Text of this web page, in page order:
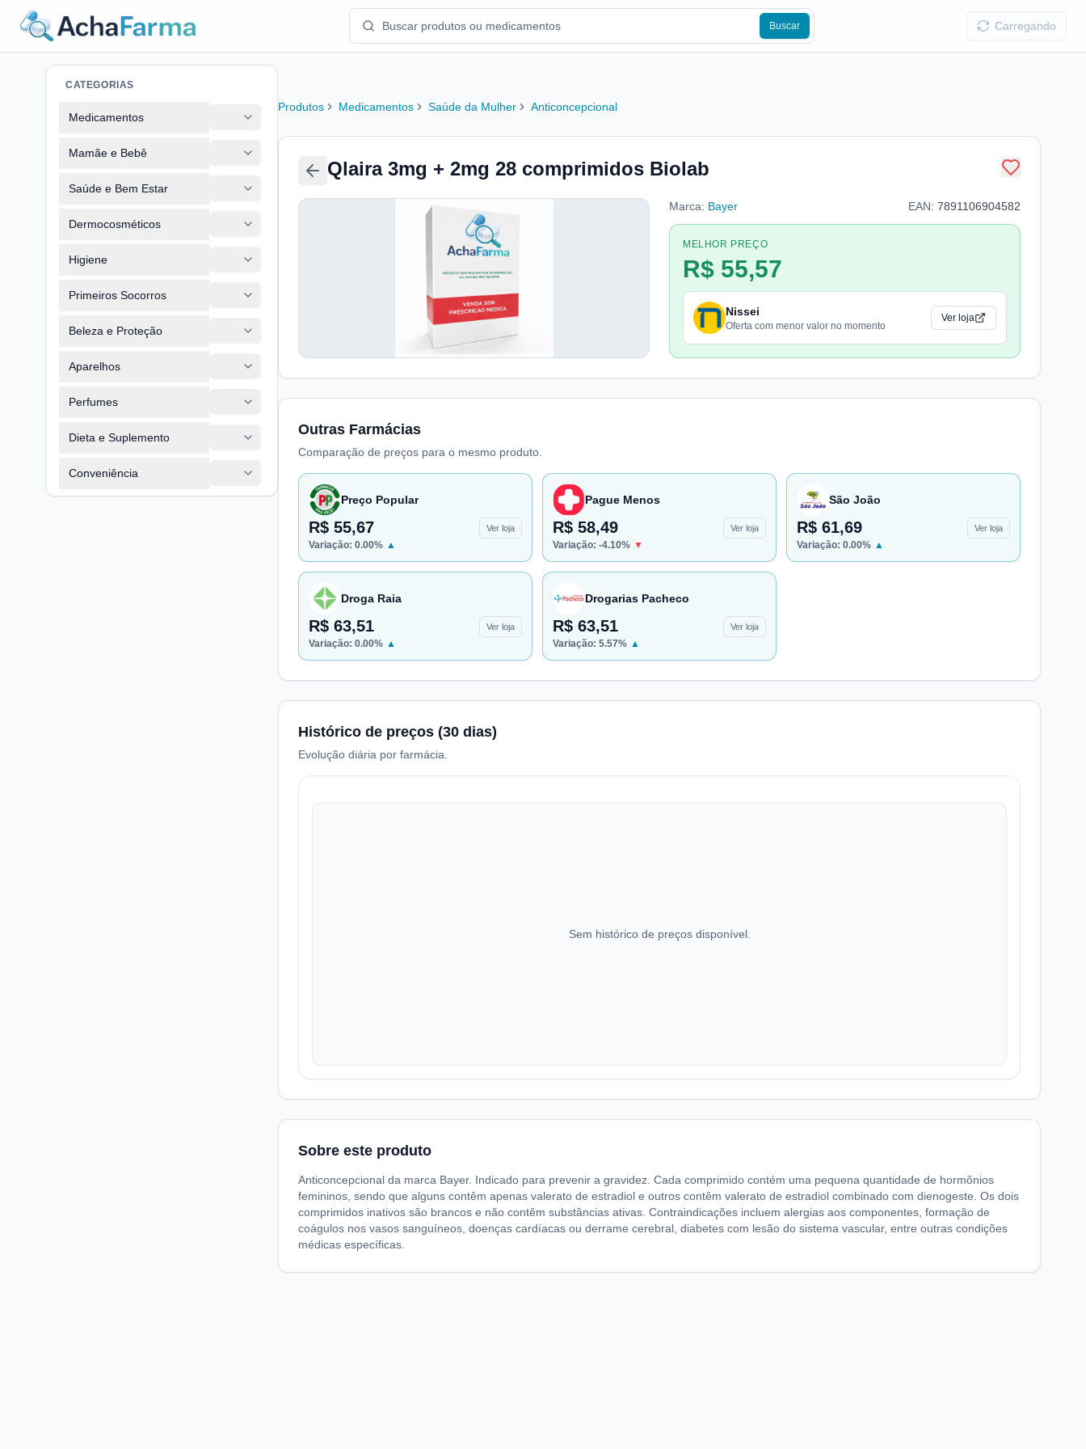
Buscar Carregando
CATEGORIAS
Medicamentos
Mamãe e Bebê
Saúde e Bem Estar
Dermocosméticos
Higiene
Primeiros Socorros
Beleza e Proteção
Aparelhos
Perfumes
Dieta e Suplemento
Conveniência
Produtos Medicamentos Saúde da Mulher Anticoncepcional
Qlaira 3mg + 2mg 28 comprimidos Biolab
Marca: Bayer EAN: 7891106904582
MELHOR PREÇO
R$ 55,57
Nissei
Oferta com menor valor no momento
Ver loja
Outras Farmácias
Comparação de preços para o mesmo produto.
Preço Popular
R$ 55,67 Ver loja
Variação: 0.00% ▲
Pague Menos
R$ 58,49 Ver loja
Variação: -4.10% ▼
São João
R$ 61,69 Ver loja
Variação: 0.00% ▲
Droga Raia
R$ 63,51 Ver loja
Variação: 0.00% ▲
Drogarias Pacheco
R$ 63,51 Ver loja
Variação: 5.57% ▲
Histórico de preços (30 dias)
Evolução diária por farmácia.
Sem histórico de preços disponível.
Sobre este produto
Anticoncepcional da marca Bayer. Indicado para prevenir a gravidez. Cada comprimido contém uma pequena quantidade de hormônios
femininos, sendo que alguns contêm apenas valerato de estradiol e outros contêm valerato de estradiol combinado com dienogeste. Os dois
comprimidos inativos são brancos e não contêm substâncias ativas. Contraindicações incluem alergias aos componentes, formação de
coágulos nos vasos sanguíneos, doenças cardíacas ou derrame cerebral, diabetes com lesão do sistema vascular, entre outras condições
médicas específicas.